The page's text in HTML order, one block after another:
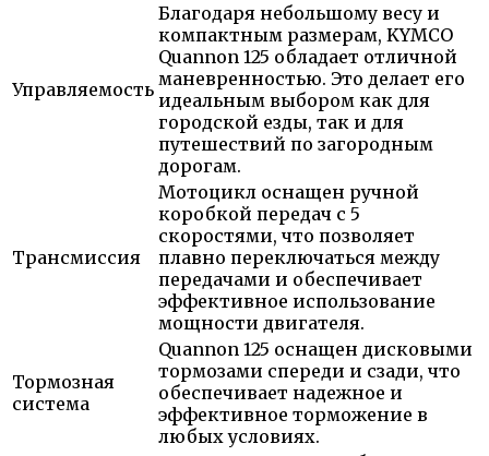
Управляемость
Благодаря небольшому весу и
компактным размерам, KYMCO
Quannon 125 обладает отличной
маневренностью. Это делает его
идеальным выбором как для
городской езды, так и для
путешествий по загородным
дорогам.
Трансмиссия
Мотоцикл оснащен ручной
коробкой передач с 5
скоростями, что позволяет
плавно переключаться между
передачами и обеспечивает
эффективное использование
мощности двигателя.
Тормозная
система
Quannon 125 оснащен дисковыми
тормозами спереди и сзади, что
обеспечивает надежное и
эффективное торможение в
любых условиях.